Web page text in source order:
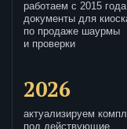
работаем с 2015
документы для
по продаже шаурмы
и проверки
2026
актуализируем
под действующие